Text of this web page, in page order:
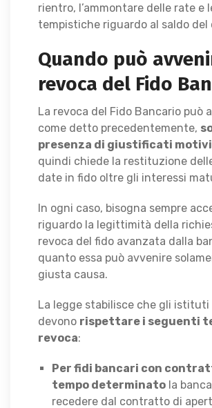
rientro, l’ammontare delle rate e
tempistiche riguardo al saldo del
Quando può
revoca del Fido
La revoca del Fido Bancario può
come detto precedentemente,
presenza di giustificati motivi
quindi chiede la restituzione
date in fido oltre gli interessi
In ogni caso, bisogna sempre
riguardo la legittimità della
revoca del fido avanzata dalla
quanto essa può avvenire
giusta causa.
La legge stabilisce che gli
devono rispettare i seguenti
revoca:
Per fidi bancari con
tempo determinato la
recedere dal contratto di